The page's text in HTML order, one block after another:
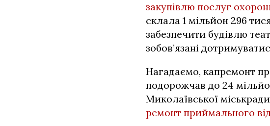
закупівлю послуг
склала 1 мільйон 296
забезпечити будівлю
зобов’язані
Нагадаємо, капремонт
подорожчав до 24
Миколаївської міськради
ремонт приймального